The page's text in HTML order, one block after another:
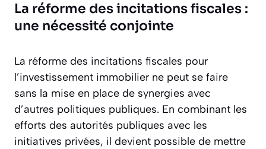
La réforme des incitations fiscales :
une nécessité conjointe
La réforme des incitations fiscales pour
l’investissement immobilier ne peut se faire
sans la mise en place de synergies avec
d’autres politiques publiques. En combinant les
efforts des autorités publiques avec les
initiatives privées, il devient possible de mettre